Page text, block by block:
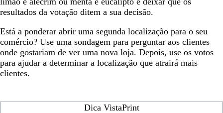
resultados da votação ditem a sua decisão.
Está a ponderar abrir uma segunda localização para o seu
comércio? Use uma sondagem para perguntar aos clientes
onde gostariam de ver uma nova loja. Depois, use os votos
para ajudar a determinar a localização que atrairá mais
clientes.
Dica VistaPrint